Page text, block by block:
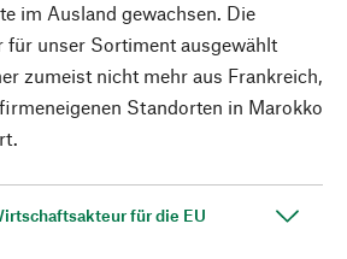
im Ausland gewachsen. Die
für unser Sortiment ausgewählt
zumeist nicht mehr aus Frankreich,
Standorten in Marokko
für die EU